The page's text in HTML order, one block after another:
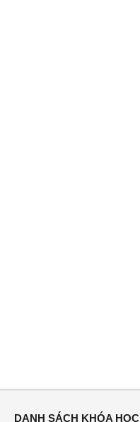
DANH SÁCH KHÓA HỌC